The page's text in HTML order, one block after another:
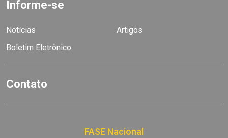
Informe-se
Notícias
Artigos
Boletim Eletrônico
Contato
FASE Nacional